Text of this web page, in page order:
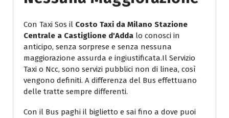
Con Taxi Sos il Costo Taxi da Milano Stazione
Centrale a Castiglione d'Adda lo conosci in
anticipo, senza sorprese e senza nessuna
maggiorazione assurda e ingiustificata.Il Servizio
Taxi o Ncc, sono servizi pubblici non di linea, così
vengono definiti. A differenza del Bus effettuano
delle tratte sempre differenti.
Con il Bus paghi il biglietto e sai fino a dove puoi